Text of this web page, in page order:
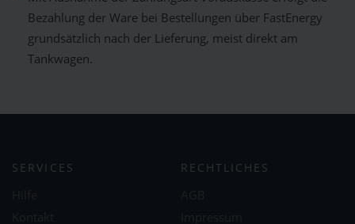
Bezahlung der Ware bei Bestellungen über FastEnergy
grundsätzlich nach der Lieferung, meist direkt am
Tankwagen.
SERVICES RECHTLICHES